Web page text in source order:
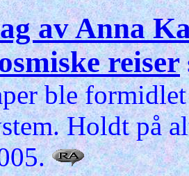
av Anna
reiser
ble
Holdt på